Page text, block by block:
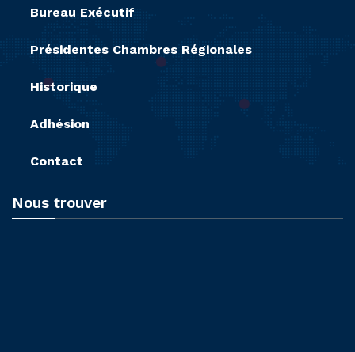
Bureau Exécutif
Présidentes Chambres Régionales
Historique
Adhésion
Contact
Nous trouver